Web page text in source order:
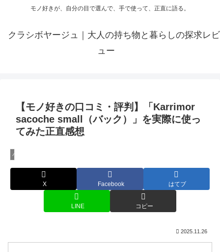
モノ好きが、自分の目で選んで、手で使って、正直に語る。
クラシボヤージュ｜大人の持ち物と暮らしの探求レビ
ュー
【モノ好きの口コミ・評判】「Karrimor
sacoche small（バック）」を実際に使っ
てみた正直感想
バック・カバンのレビュー
X Facebook はてブ
LINE コピー
2025.11.26